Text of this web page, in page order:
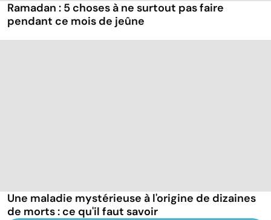
Ramadan : 5 choses à ne surtout pas faire
pendant ce mois de jeûne
Une maladie mystérieuse à l'origine de dizaines
de morts : ce qu'il faut savoir